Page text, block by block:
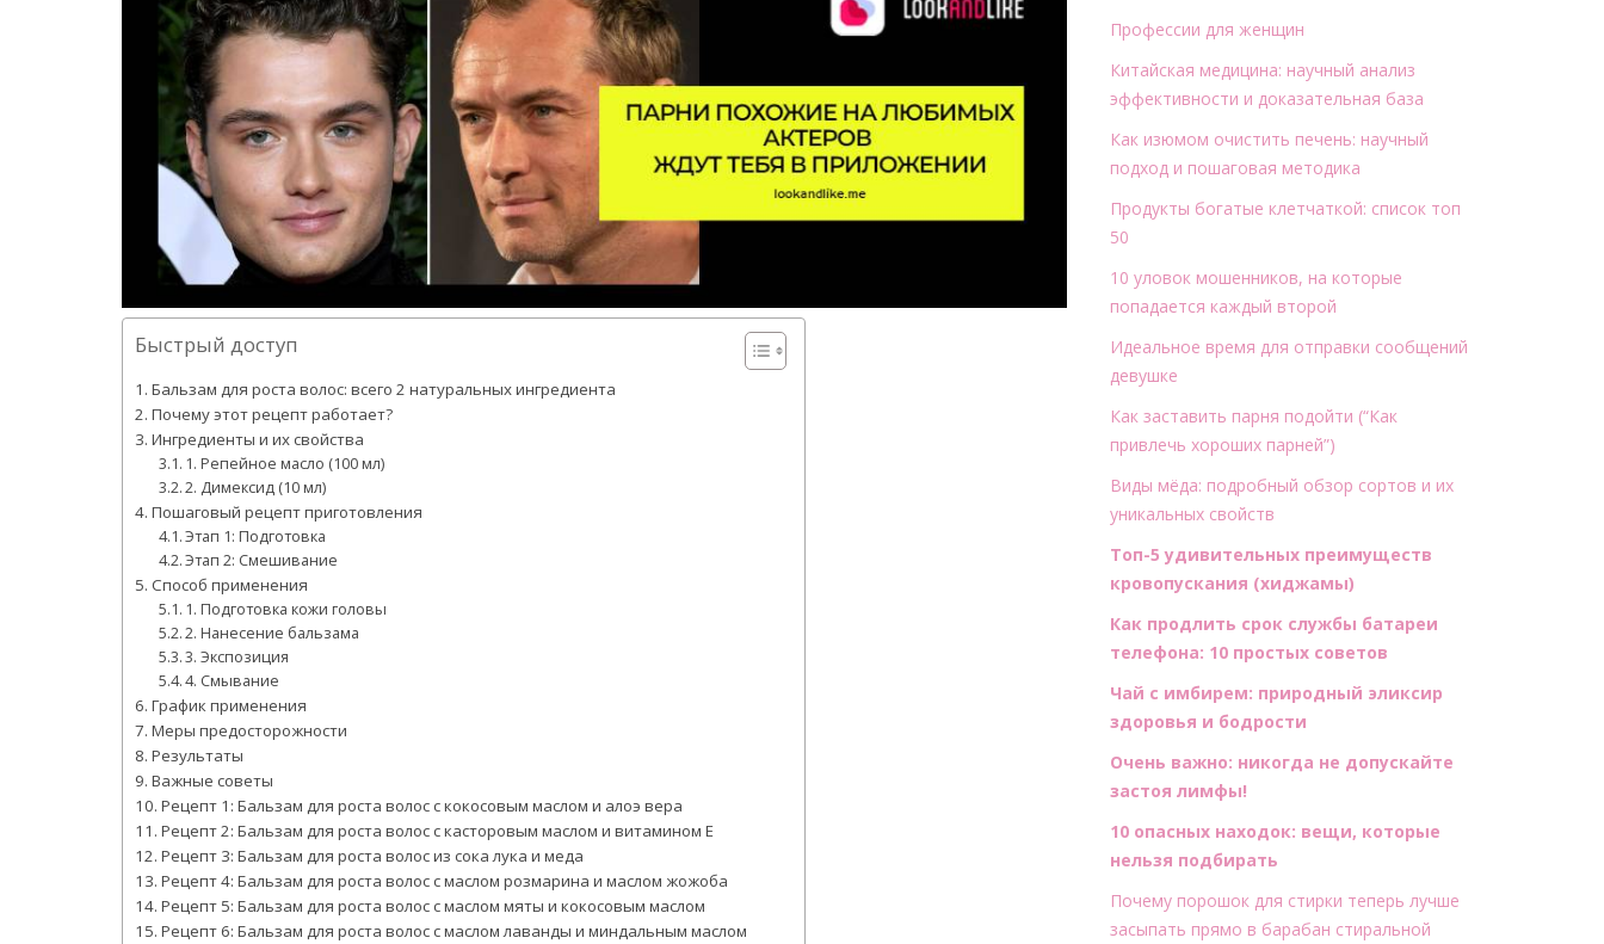
Быстрый доступ
Бальзам для роста волос: всего 2 натуральных ингредиента
Почему этот рецепт работает?
Ингредиенты и их свойства
1. Репейное масло (100 мл)
2. Димексид (10 мл)
Пошаговый рецепт приготовления
Этап 1: Подготовка
Этап 2: Смешивание
Способ применения
1. Подготовка кожи головы
2. Нанесение бальзама
3. Экспозиция
4. Смывание
График применения
Меры предосторожности
Результаты
Важные советы
Рецепт 1: Бальзам для роста волос с кокосовым маслом и алоэ вера
Рецепт 2: Бальзам для роста волос с касторовым маслом и витамином Е
Рецепт 3: Бальзам для роста волос из сока лука и меда
Рецепт 4: Бальзам для роста волос с маслом розмарина и маслом жожоба
Рецепт 5: Бальзам для роста волос с маслом мяты и кокосовым маслом
Рецепт 6: Бальзам для роста волос с маслом лаванды и миндальным маслом
Профессии для женщин
Китайская медицина: научный анализ
эффективности и доказательная база
Как изюмом очистить печень: научный
подход и пошаговая методика
Продукты богатые клетчаткой: список топ
50
10 уловок мошенников, на которые
попадается каждый второй
Идеальное время для отправки сообщений
девушке
Как заставить парня подойти (“Как
привлечь хороших парней”)
Виды мёда: подробный обзор сортов и их
уникальных свойств
Топ-5 удивительных преимуществ
кровопускания (хиджамы)
Как продлить срок службы батареи
телефона: 10 простых советов
Чай с имбирем: природный эликсир
здоровья и бодрости
Очень важно: никогда не допускайте
застоя лимфы!
10 опасных находок: вещи, которые
нельзя подбирать
Почему порошок для стирки теперь лучше
засыпать прямо в барабан стиральной